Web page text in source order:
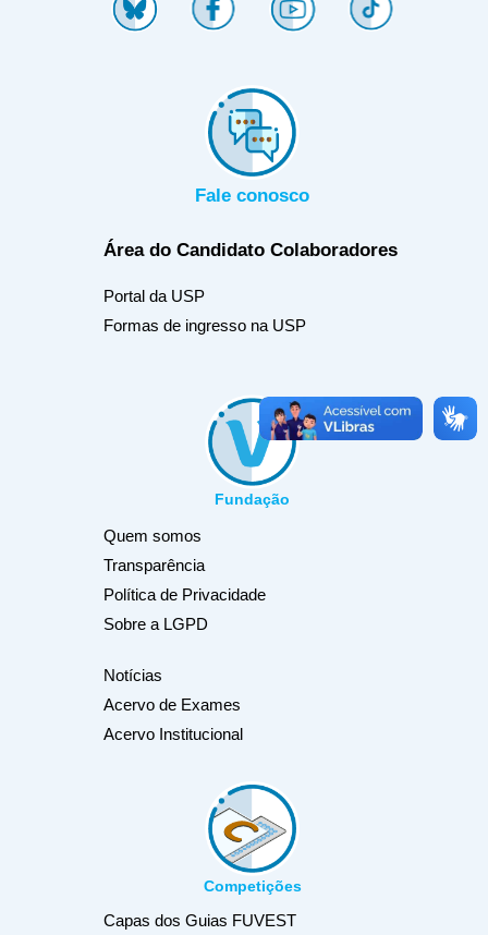
Fale conosco
Área do Candidato Colaboradores
Portal da USP
Formas de ingresso na USP
Fundação
Quem somos
Transparência
Política de Privacidade
Sobre a LGPD
Notícias
Acervo de Exames
Acervo Institucional
Competições
Capas dos Guias FUVEST